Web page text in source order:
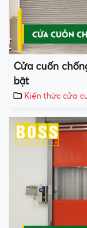
Cửa cuốn
bật
Kiến thức cửa